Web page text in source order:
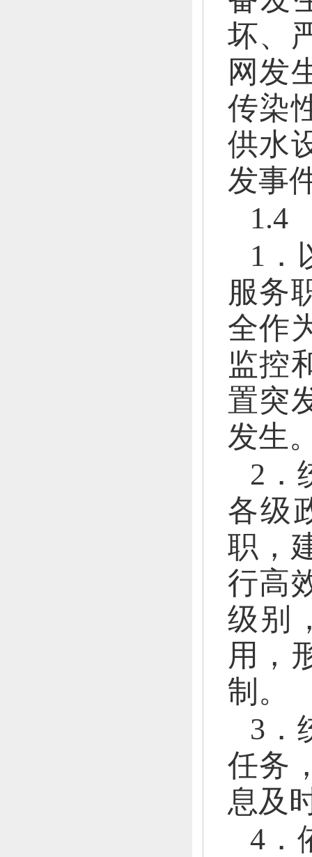
坏、
网发
传染
供水
发事
1.4
1．
服务
全作
监控
置突
发生
2．
各级
职，
行高
级别
用，
制。
3．
任务
息及
4．